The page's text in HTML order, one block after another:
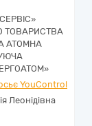
ТОВАРИСТВА
АТОМНА
YouControl
Леонідівна